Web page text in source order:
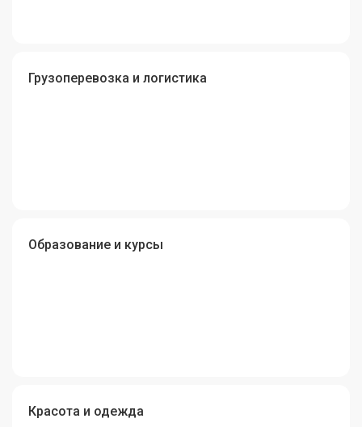
Грузоперевозка и логистика
Образование и курсы
Красота и одежда